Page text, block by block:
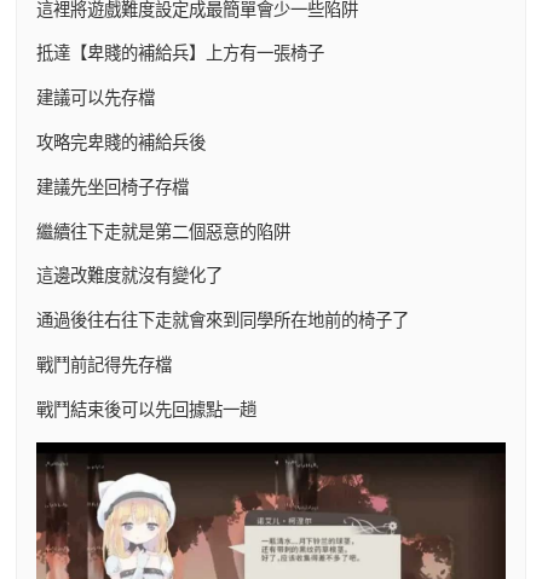
這裡將遊戲難度設定成最簡單會少一些陷阱
抵達【卑賤的補給兵】上方有一張椅子
建議可以先存檔
攻略完卑賤的補給兵後
建議先坐回椅子存檔
繼續往下走就是第二個惡意的陷阱
這邊改難度就沒有變化了
通過後往右往下走就會來到同學所在地前的椅子了
戰鬥前記得先存檔
戰鬥結束後可以先回據點一趟